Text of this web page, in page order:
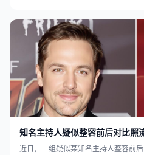
知名主持人疑似整容前后对比照
近日，一组疑似某知名主持人整容前